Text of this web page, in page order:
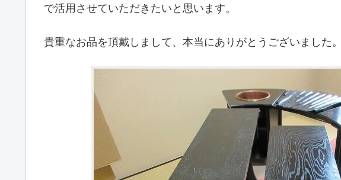
で活用させていただきたいと思います。
貴重なお品を頂戴しまして、本当にありがとうございました。